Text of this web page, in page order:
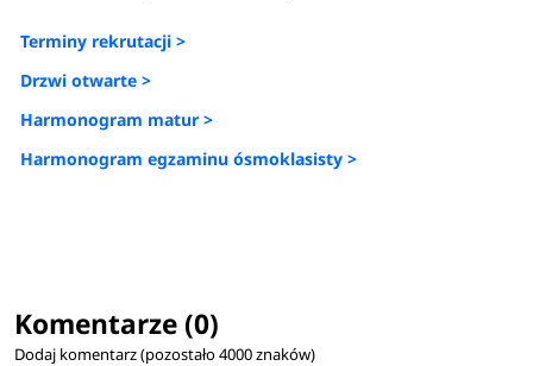
Terminy rekrutacji >
Drzwi otwarte >
Harmonogram matur >
Harmonogram egzaminu ósmoklasisty >
Komentarze (0)
Dodaj komentarz (pozostało4000znaków)